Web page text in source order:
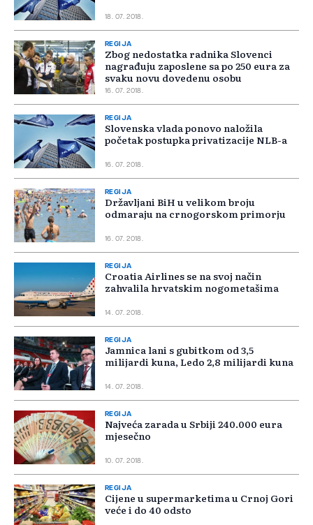
18. 07. 2018.
REGIJA
Zbog nedostatka radnika Slovenci
nagrađuju zaposlene sa po 250 eura za
svaku novu dovedenu osobu
16. 07. 2018.
REGIJA
Slovenska vlada ponovo naložila
početak postupka privatizacije NLB-a
16. 07. 2018.
REGIJA
Državljani BiH u velikom broju
odmaraju na crnogorskom primorju
16. 07. 2018.
REGIJA
Croatia Airlines se na svoj način
zahvalila hrvatskim nogometašima
14. 07. 2018.
REGIJA
Jamnica lani s gubitkom od 3,5
milijardi kuna, Ledo 2,8 milijardi kuna
14. 07. 2018.
REGIJA
Najveća zarada u Srbiji 240.000 eura
mjesečno
10. 07. 2018.
REGIJA
Cijene u supermarketima u Crnoj Gori
veće i do 40 odsto